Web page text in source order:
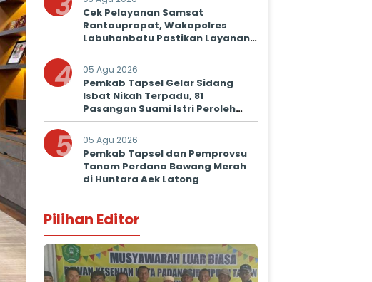
Cek Pelayanan Samsat
Rantauprapat, Wakapolres
Labuhanbatu Pastikan Layanan
Prima untuk Masyarakat
4 05 Agu 2026
Pemkab Tapsel Gelar Sidang
Isbat Nikah Terpadu, 81
Pasangan Suami Istri Peroleh
Kepastian Hukum
5 05 Agu 2026
Pemkab Tapsel dan Pemprovsu
Tanam Perdana Bawang Merah
di Huntara Aek Latong
Pilihan Editor